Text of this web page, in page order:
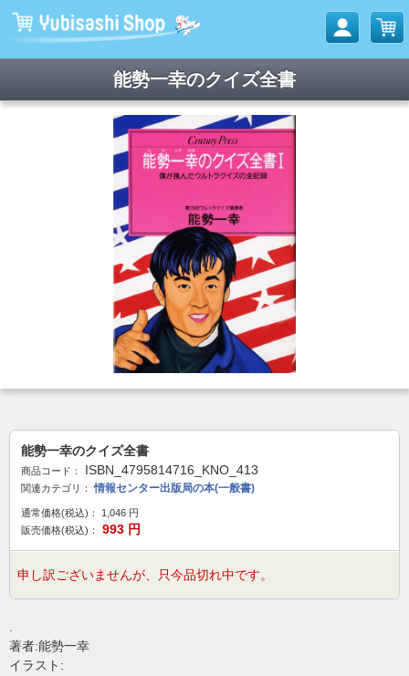
能勢一幸のクイズ全書
能勢一幸のクイズ全書
商品コード： ISBN_4795814716_KNO_413
関連カテゴリ： 情報センター出版局の本(一般書)
通常価格(税込)： 1,046 円
販売価格(税込)：
993 円
申し訳ございませんが、只今品切れ中です。
著者:能勢一幸
イラスト: